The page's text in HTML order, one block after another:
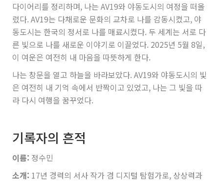
다이어리를 정리하며, 나는 AV19와 야동도시의 여정을 떠올
렸다. AV19는 다채로운 문화의 교차로 나를 감동시켰고, 야
동도시는 한국의 정서로 나를 매료시켰다. 두 세계는 서로 다
른 빛으로 나를 새로운 이야기로 이끌었다. 2025년 5월 8일,
이 여운은 여전히 내 마음을 따뜻하게 한다.
나는 창문을 열고 하늘을 바라보았다. AV19와 야동도시의 빛
은 여전히 내 기억 속에서 반짝이고 있었고, 나는 그 빛을 따
라 다시 여행을 꿈꾸었다.
기록자의 흔적
이름: 정수민
소개: 17년 경력의 서사 작가 겸 디지털 탐험가로, 상상력과